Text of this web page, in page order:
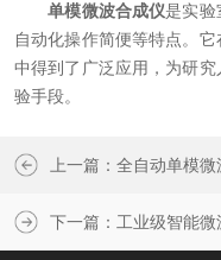
单模微波合成仪是实验
自动化操作简便等特点。
中得到了广泛应用，为研
验手段。
上一篇： 全自动单模微
下一篇： 工业级智能微